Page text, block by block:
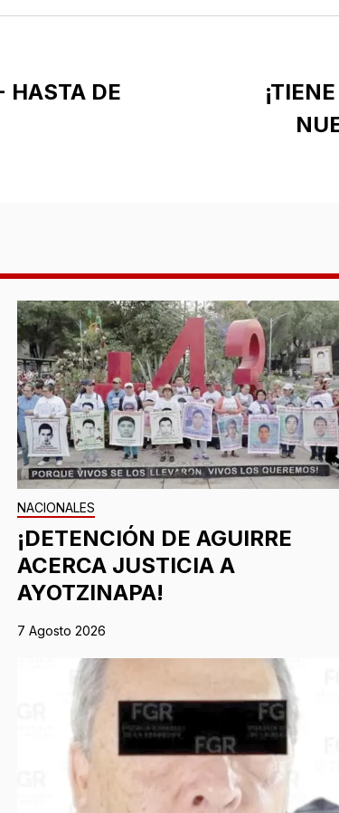
HASTA DE
NACIONALES
¡DETENCIÓN DE AGUIRRE
ACERCA JUSTICIA A
AYOTZINAPA!
7 Agosto 2026